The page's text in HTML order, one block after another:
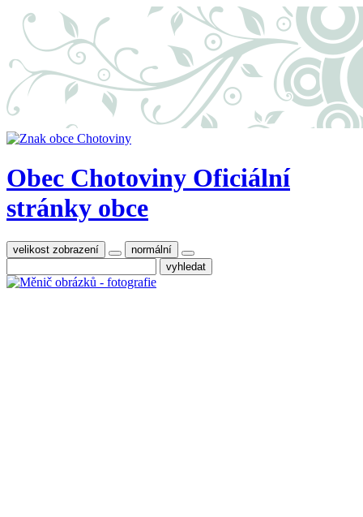
Obec Chotoviny Oficiální
stránky obce
velikost zobrazení normální